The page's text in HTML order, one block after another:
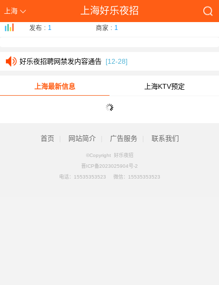
上海 上海好乐夜招
发布 : 1 商家 : 1
本站发帖必读-好乐夜招www.hlh1.com[01-26]
好乐夜招聘网禁发内容通告 [12-28]
上海最新信息 上海KTV预定
首页 网站简介 广告服务 联系我们
©Copyright 好乐夜招
晋ICP备2023025904号-2
电话：
15535353523 微信：15535353523